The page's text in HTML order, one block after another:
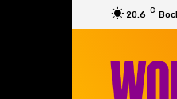
20.6 C